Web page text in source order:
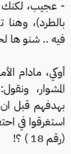
- عجيب، لكنك
بالطرد)،
فيه .. شنو ها
أوكي، مادام
المشوار،
استغرقوا في
(رقم 18 ) ؟!